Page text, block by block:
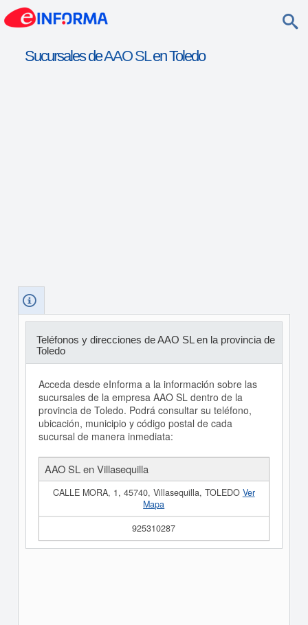
Sucursales deAAO SLen Toledo
Teléfonos y direcciones de AAO SL en la provincia de
Toledo
Acceda desde eInforma a la información sobre las
sucursales de la empresa AAO SL dentro de la
provincia de Toledo. Podrá consultar su teléfono,
ubicación, municipio y código postal de cada
sucursal de manera inmediata:
AAO SL en Villasequilla
CALLE MORA, 1, 45740, Villasequilla, TOLEDO Ver
Mapa
925310287